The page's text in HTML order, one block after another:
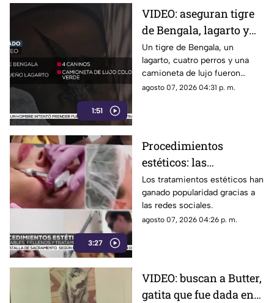
1:51
VIDEO: aseguran tigre
de Bengala, lagarto y
perros exóticos durante
cateo en Ciudad Juárez
Un tigre de Bengala, un
lagarto, cuatro perros y una
camioneta de lujo fueron
asegurados durante un
agosto 07, 2026 04:31 p. m.
3:27
Procedimientos
estéticos: las
recomendaciones antes
de aplicar rellenos o
láser
Los tratamientos estéticos han
ganado popularidad gracias a
las redes sociales.
agosto 07, 2026 04:26 p. m.
VIDEO: buscan a Butter,
gatita que fue dada en